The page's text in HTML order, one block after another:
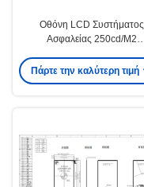
Οθόνη LCD Συστήματος
Ασφαλείας 250cd/M2
LCD Panel 800x1280
Πάρτε την καλύτερη τιμή